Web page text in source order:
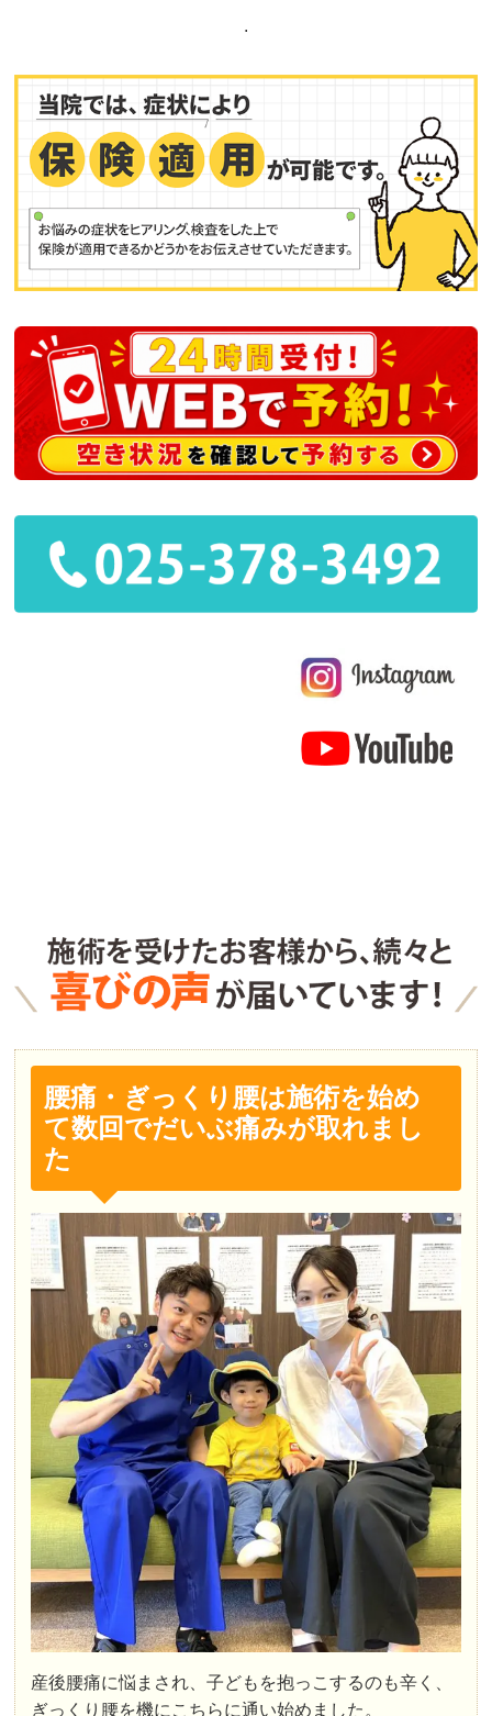
.
腰痛・ぎっくり腰は施術を始め
て数回でだいぶ痛みが取れまし
た
産後腰痛に悩まされ、子どもを抱っこするのも辛く、
ぎっくり腰を機にこちらに通い始めました。